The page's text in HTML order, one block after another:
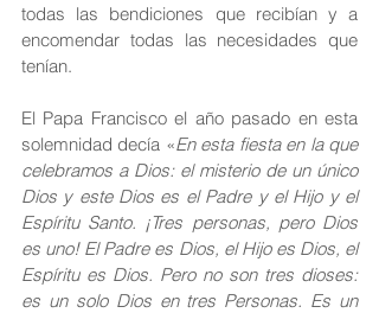
todas las bendiciones que recibían y a
encomendar todas las necesidades que
tenían.
El Papa Francisco el año pasado en esta
solemnidad decía «En esta fiesta en la que
celebramos a Dios: el misterio de un único
Dios y este Dios es el Padre y el Hijo y el
Espíritu Santo. ¡Tres personas, pero Dios
es uno! El Padre es Dios, el Hijo es Dios, el
Espíritu es Dios. Pero no son tres dioses:
es un solo Dios en tres Personas. Es un